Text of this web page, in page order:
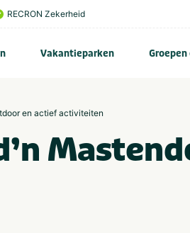
RECRON Zekerheid
Vakantieparken Groepen
en actief activiteiten